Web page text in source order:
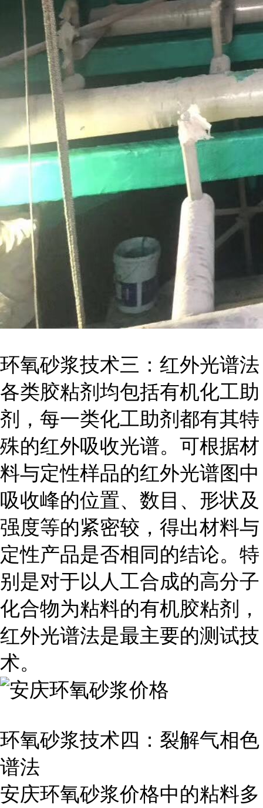
环氧砂浆技术三：红外光谱法
各类胶粘剂均包括有机化工助
剂，每一类化工助剂都有其特
殊的红外吸收光谱。可根据材
料与定性样品的红外光谱图中
吸收峰的位置、数目、形状及
强度等的紧密较，得出材料与
定性产品是否相同的结论。特
别是对于以人工合成的高分子
化合物为粘料的有机胶粘剂，
红外光谱法是最主要的测试技
术。
环氧砂浆技术四：裂解气相色
谱法
安庆环氧砂浆价格中的粘料多